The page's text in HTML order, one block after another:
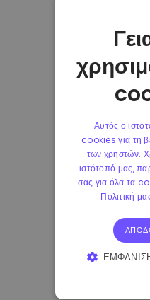
Αυτός ο
cookies για τη
των χρηστών.
ιστότοπό μας,
σας για όλα τα
Πολιτική